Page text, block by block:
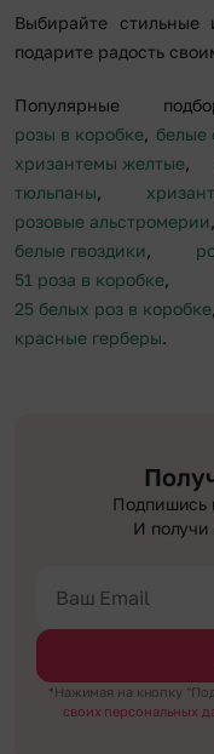
Выбирайте
подарите радость
Популярные
розы в коробке, белые
хризантемы желтые,
тюльпаны,
розовые альстромерии
белые гвоздики,
51 роза в коробке
25 белых роз в коробке
красные герберы.
Подпишись
И получи
*Нажимая на кнопку
своих персональных